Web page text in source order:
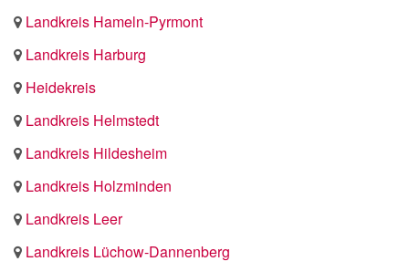
Landkreis Hameln-Pyrmont
Landkreis Harburg
Heidekreis
Landkreis Helmstedt
Landkreis Hildesheim
Landkreis Holzminden
Landkreis Leer
Landkreis Lüchow-Dannenberg